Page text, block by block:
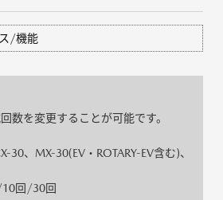
/機能
数を変更することが可能です。
30、MX-30(EV・ROTARY-EV含む)、
回/30回